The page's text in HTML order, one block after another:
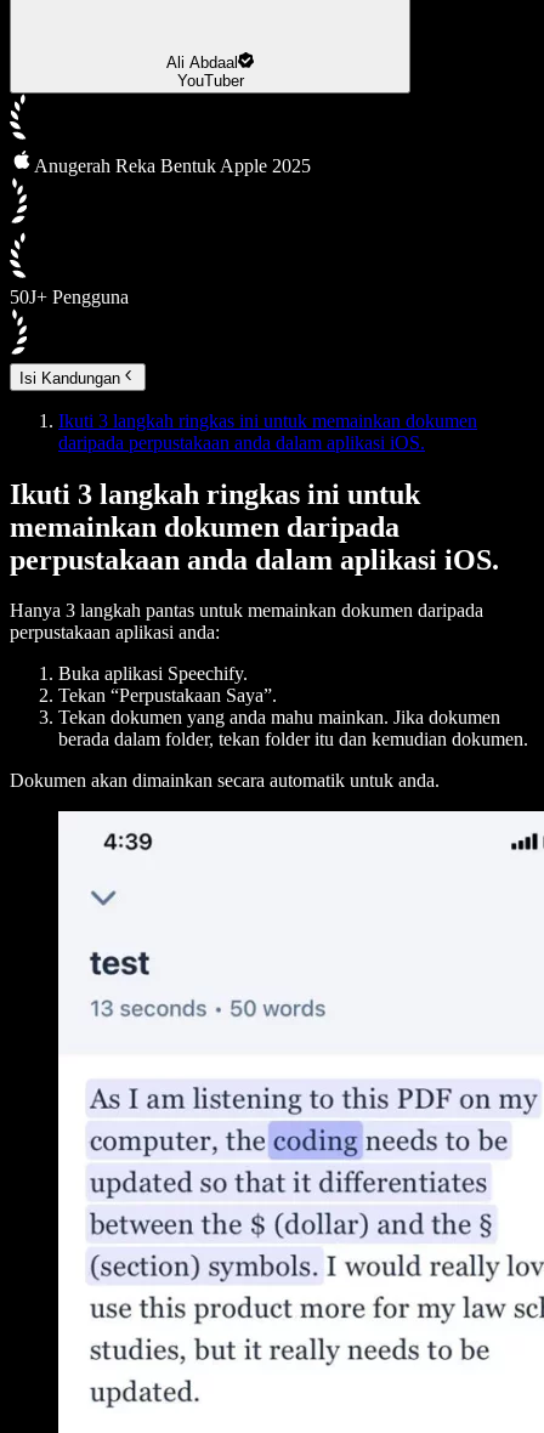
Ali Abdaal
YouTuber
Anugerah Reka Bentuk Apple 2025
50J+ Pengguna
Isi Kandungan
Ikuti 3 langkah ringkas ini untuk memainkan dokumen
daripada perpustakaan anda dalam aplikasi iOS.
Ikuti 3 langkah ringkas ini untuk
memainkan dokumen daripada
perpustakaan anda dalam aplikasi iOS.
Hanya 3 langkah pantas untuk memainkan dokumen daripada
perpustakaan aplikasi anda:
Buka aplikasi Speechify.
Tekan “Perpustakaan Saya”.
Tekan dokumen yang anda mahu mainkan. Jika dokumen
berada dalam folder, tekan folder itu dan kemudian dokumen.
Dokumen akan dimainkan secara automatik untuk anda.